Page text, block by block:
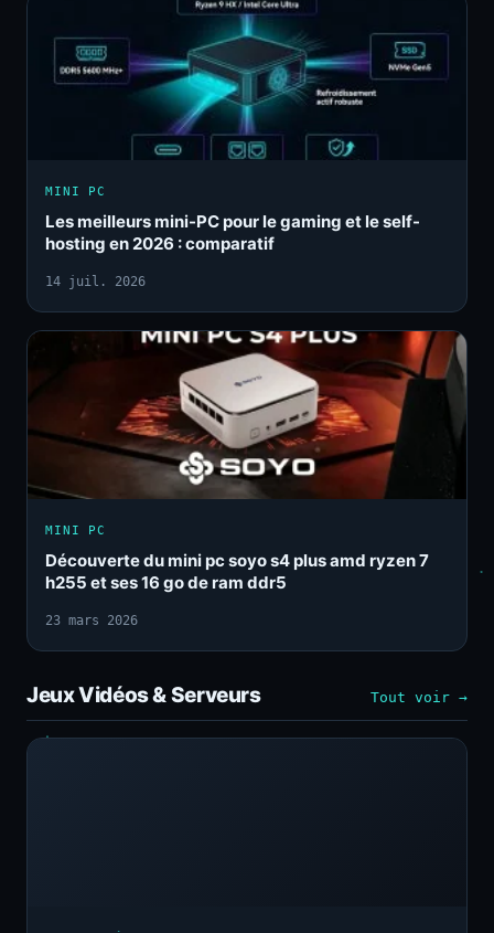
MINI PC
Les meilleurs mini-PC pour le gaming et le self-
hosting en 2026 : comparatif
14 juil. 2026
MINI PC
Découverte du mini pc soyo s4 plus amd ryzen 7
h255 et ses 16 go de ram ddr5
23 mars 2026
Jeux Vidéos & Serveurs Tout voir →